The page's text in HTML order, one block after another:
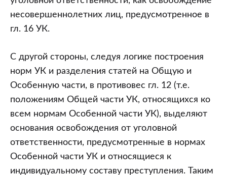
несовершеннолетних лиц, предусмотренное в
гл. 16 УК.
С другой стороны, следуя логике построения
норм УК и разделения статей на Общую и
Особенную части, в противовес гл. 12 (т.е.
положениям Общей части УК, относящихся ко
всем нормам Особенной части УК), выделяют
основания освобождения от уголовной
ответственности, предусмотренные в нормах
Особенной части УК и относящиеся к
индивидуальному составу преступления. Таким